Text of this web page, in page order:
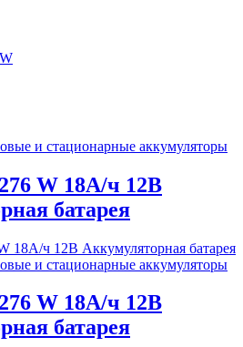
и стационарные аккумуляторы
W 18А/ч 12В
батарея
и стационарные аккумуляторы
W 18А/ч 12В
батарея